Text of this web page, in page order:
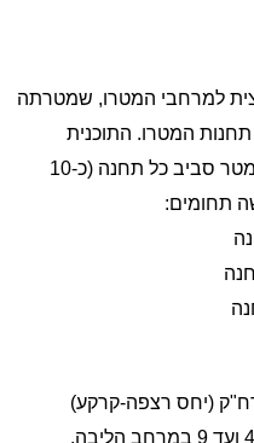
למרחבי המטרו, שמטרתה
המטרו. התוכנית
מגדירה מרחבי השפעה של כ-800 מטר סביב כל תחנה (כ-10
תחומים:
רח"ק (יחס רצפה-קרקע)
מינימלי בהתאם לסוג התחנה, מ-4.5 ועד 9 במרחב הליבה.